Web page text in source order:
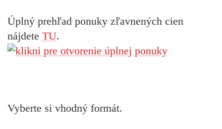
Úplný prehľad ponuky zľavnených cien
nájdete TU.
Vyberte si vhodný formát.